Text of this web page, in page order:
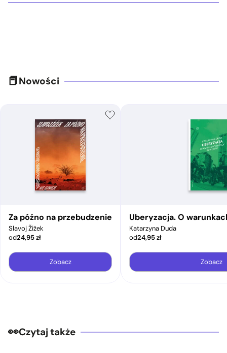
Nowości
Za późno na przebudzenie
Slavoj Žižek
od24,95zł
Zobacz
Uberyzacja. O
Katarzyna Duda
od24,95zł
Zobacz
Czytaj także